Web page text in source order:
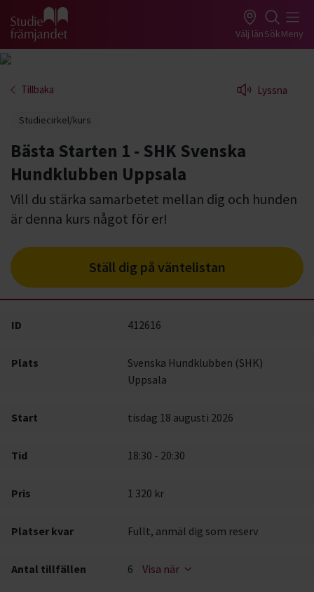
Gå till studiefrämjandets startsida Välj länSökMeny
Tillbaka Lyssna
Studiecirkel/kurs
Bästa Starten 1 - SHK Svenska
Hundklubben Uppsala
Vill du stärka samarbetet mellan dig och hunden
är denna kurs något för er!
Ställ dig på väntelistan
ID 412616
Plats
Svenska Hundklubben (SHK)
Uppsala
Start tisdag 18 augusti 2026
Tid 18:30 - 20:30
Pris 1 320 kr
Platser kvar Fullt, anmäl dig som reserv
Antal tillfällen 6 Visa när